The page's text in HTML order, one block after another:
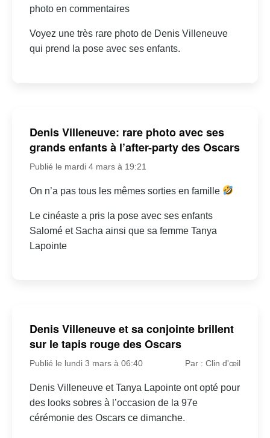
photo en commentaires
Voyez une très rare photo de Denis Villeneuve
qui prend la pose avec ses enfants.
Denis Villeneuve: rare photo avec ses
grands enfants à l’after-party des Oscars
Publié le mardi 4 mars à 19:21
On n’a pas tous les mêmes sorties en famille
Le cinéaste a pris la pose avec ses enfants
Salomé et Sacha ainsi que sa femme Tanya
Lapointe
Denis Villeneuve et sa conjointe brillent
sur le tapis rouge des Oscars
Publié le lundi 3 mars à 06:40 Par : Clin d'œil
Denis Villeneuve et Tanya Lapointe ont opté pour
des looks sobres à l’occasion de la 97e
cérémonie des Oscars ce dimanche.